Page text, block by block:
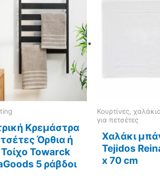
Κρεμάστρα
Όρθια ή
Τοίχο Towarck
5 ράβδοι
Κουρτίνες,
για πετσέτες
Χαλάκι
Tejidos
x 70 cm